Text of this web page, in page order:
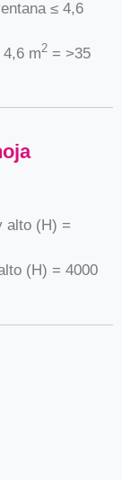
≤ 4,6
m2 = >35
alto (H) =
(H) = 4000